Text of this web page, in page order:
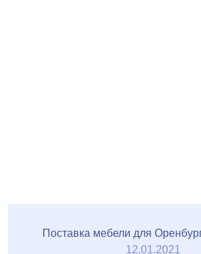
Поставка мебели для
12.01.2021